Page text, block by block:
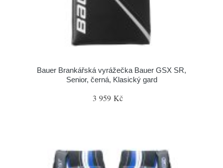
Bauer Brankářská vyrážečka Bauer GSX SR,
Senior, černá, Klasický gard
3 959 Kč